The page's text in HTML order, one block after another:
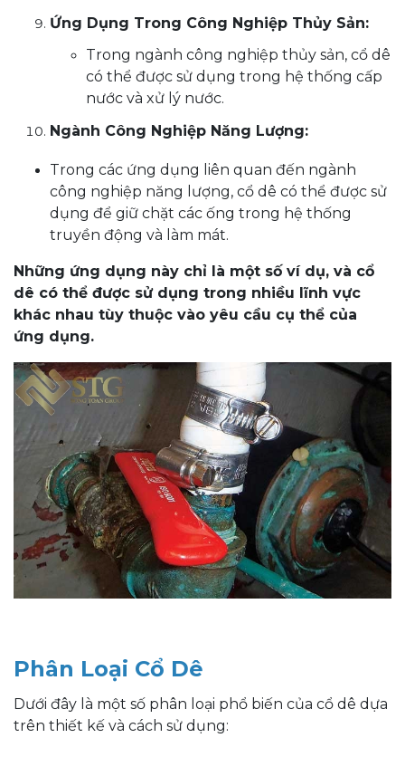
Ứng Dụng Trong Công Nghiệp Thủy Sản:
Trong ngành công nghiệp thủy sản, cổ dê
có thể được sử dụng trong hệ thống cấp
nước và xử lý nước.
Ngành Công Nghiệp Năng Lượng:
Trong các ứng dụng liên quan đến ngành
công nghiệp năng lượng, cổ dê có thể được sử
dụng để giữ chặt các ống trong hệ thống
truyền động và làm mát.
Những ứng dụng này chỉ là một số ví dụ, và cổ
dê có thể được sử dụng trong nhiều lĩnh vực
khác nhau tùy thuộc vào yêu cầu cụ thể của
ứng dụng.
Phân Loại Cổ Dê
Dưới đây là một số phân loại phổ biến của cổ dê dựa
trên thiết kế và cách sử dụng: